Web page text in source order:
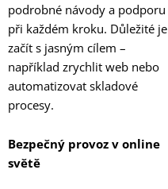
podrobné návody a podporu
při každém kroku. Důležité je
začít s jasným cílem –
například zrychlit web nebo
automatizovat skladové
procesy.
Bezpečný provoz v online
světě